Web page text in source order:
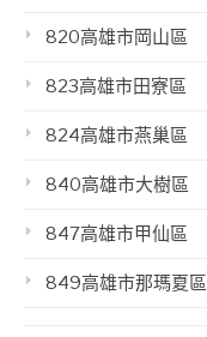
820高雄市岡山區
823高雄市田寮區
824高雄市燕巢區
840高雄市大樹區
847高雄市甲仙區
849高雄市那瑪夏區